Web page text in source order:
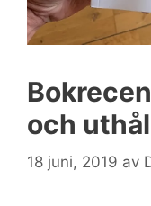
och
18 juni, 2019 av